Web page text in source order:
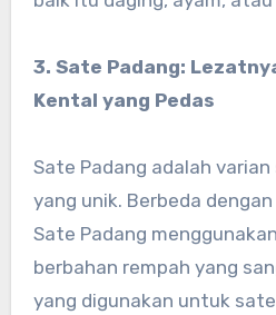
3. Sate Padang:
Kental yang Pedas
Sate Padang adalah
yang unik. Berbeda
Sate Padang
berbahan rempah yang
yang digunakan untuk